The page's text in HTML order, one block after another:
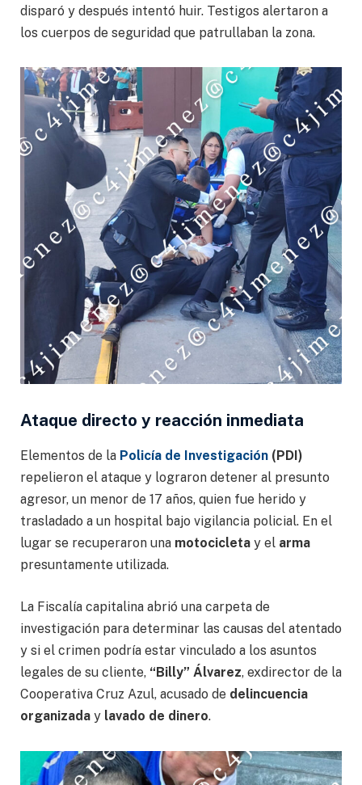
disparó y después intentó huir. Testigos alertaron a
los cuerpos de seguridad que patrullaban la zona.
Ataque directo y reacción inmediata
Elementos de la Policía de Investigación (PDI)
repelieron el ataque y lograron detener al presunto
agresor, un menor de 17 años, quien fue herido y
trasladado a un hospital bajo vigilancia policial. En el
lugar se recuperaron una motocicleta y el arma
presuntamente utilizada.
La Fiscalía capitalina abrió una carpeta de
investigación para determinar las causas del atentado
y si el crimen podría estar vinculado a los asuntos
legales de su cliente, “Billy” Álvarez, exdirector de la
Cooperativa Cruz Azul, acusado de delincuencia
organizada y lavado de dinero.